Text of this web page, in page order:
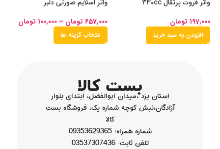
واتر فروت پرتقال 330cc
197,000 تومان
افزودن به سبد خرید
واتر اسلایم صورتی دلبر
657,000 تومان –
100,000 تومان
انتخاب گزینه ها
استان یزد ،میدان ابوالفضل، ابتدای بلوار
آزادگان،نبش کوچه شماره یک، فروشگاه بست
کالا
شماره همراه: 09353629365
تلفن ثابت: 03537307436